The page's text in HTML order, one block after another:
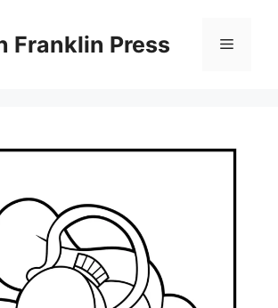
Franklin Press Menu